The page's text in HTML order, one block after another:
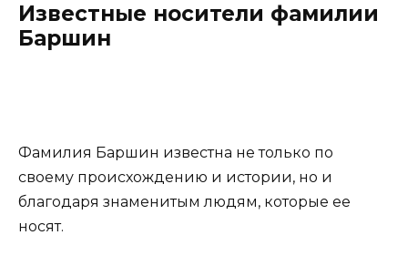
Известные носители фамилии
Баршин
Фамилия Баршин известна не только по
своему происхождению и истории, но и
благодаря знаменитым людям, которые ее
носят.